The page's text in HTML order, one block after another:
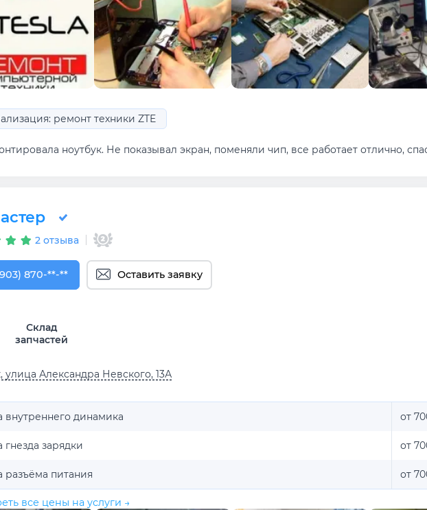
ремонт техники ZTE
ноутбук. Не показывал экран, поменяли чип, все работает отлично,
2 отзыва
870-27-76
870-**-** Оставить заявку
Склад
запчастей
улица Александра Невского, 13А
внутреннего динамика от
гнезда зарядки от
разъёма питания от
все цены на услуги →